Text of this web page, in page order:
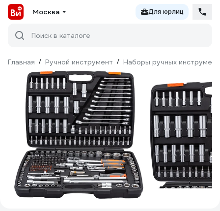
Москва Для юрлиц
Поиск в каталоге
Главная / Ручной инструмент / Наборы ручных